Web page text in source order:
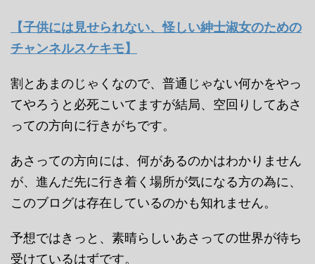
【子供には見せられない、怪しい紳士淑女のための
チャンネルスケキモ】
割とあまのじゃくなので、普通じゃない何かをやっ
てやろうと必死こいてますが結局、空回りしてあさ
っての方向に行きがちです。
あさっての方向には、何があるのかはわかりません
が、進んだ先に行き着く場所が気になる方の為に、
このブログは存在しているのかも知れません。
予想ではきっと、素晴らしいあさっての世界が待ち
受けているはずです。